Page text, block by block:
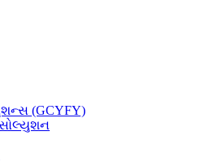
(GCYFY)
સોલ્યુશન